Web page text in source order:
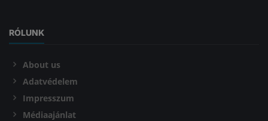
RÓLUNK
About us
Adatvédelem
Impresszum
Médiaajánlat